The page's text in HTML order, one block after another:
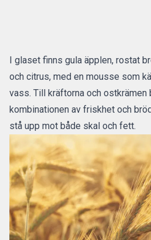
I glaset finns gula äpplen, rostat
och citrus, med en mousse som
vass. Till kräftorna och
kombinationen av friskhet och
stå upp mot både skal och fett.